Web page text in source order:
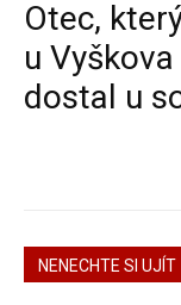
Otec,
u
dostal u
NENECHTE SI UJÍT